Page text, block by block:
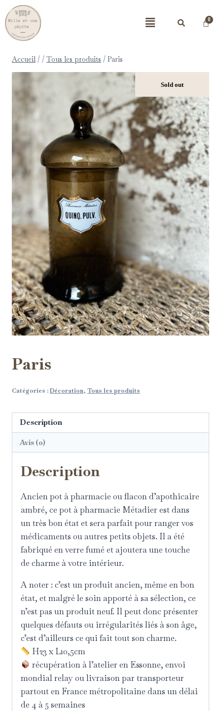
Accueil / / Tous les produits / Paris
Sold out
Paris
Catégories :Décoration, Tous les produits
Description
Avis (0)
Description
Ancien pot à pharmacie ou flacon d’apothicaire
ambré, ce pot à pharmacie Métadier est dans
un très bon état et sera parfait pour ranger vos
médicaments ou autres petits objets. Il a été
fabriqué en verre fumé et ajoutera une touche
de charme à votre intérieur.
A noter : c’est un produit ancien, même en bon
état, et malgré le soin apporté à sa sélection, ce
n’est pas un produit neuf. Il peut donc présenter
quelques défauts ou irrégularités liés à son âge,
c’est d’ailleurs ce qui fait tout son charme.
H23 x L10,5cm
récupération à l’atelier en Essonne, envoi
mondial relay ou livraison par transporteur
partout en France métropolitaine dans un délai
de 4 à 5 semaines